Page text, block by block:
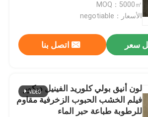
MOQ：5000㎡
الأسعار：negotiable
سعر اتصل بنا
لون أنيق بولي كلوريد الفينيل ديكور
فيلم الخشب الحبوب الزخرفية مقاوم
للرطوبة طباعة حبر الماء